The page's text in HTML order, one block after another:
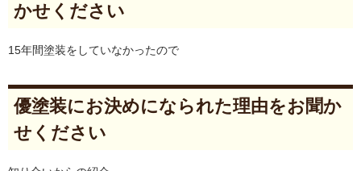
かせください
15年間塗装をしていなかったので
優塗装にお決めになられた理由をお聞か
せください